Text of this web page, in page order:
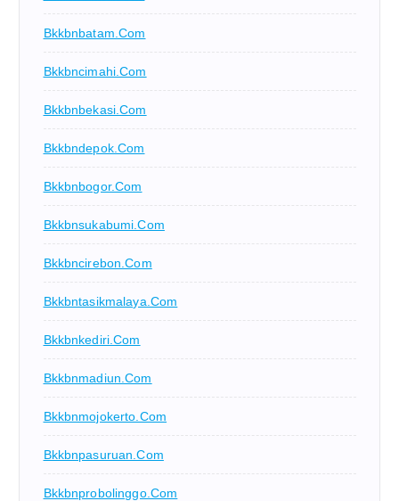
Bkkbnbatam.com
Bkkbncimahi.com
Bkkbnbekasi.com
Bkkbndepok.com
Bkkbnbogor.com
Bkkbnsukabumi.com
Bkkbncirebon.com
Bkkbntasikmalaya.com
Bkkbnkediri.com
Bkkbnmadiun.com
Bkkbnmojokerto.com
Bkkbnpasuruan.com
Bkkbnprobolinggo.com